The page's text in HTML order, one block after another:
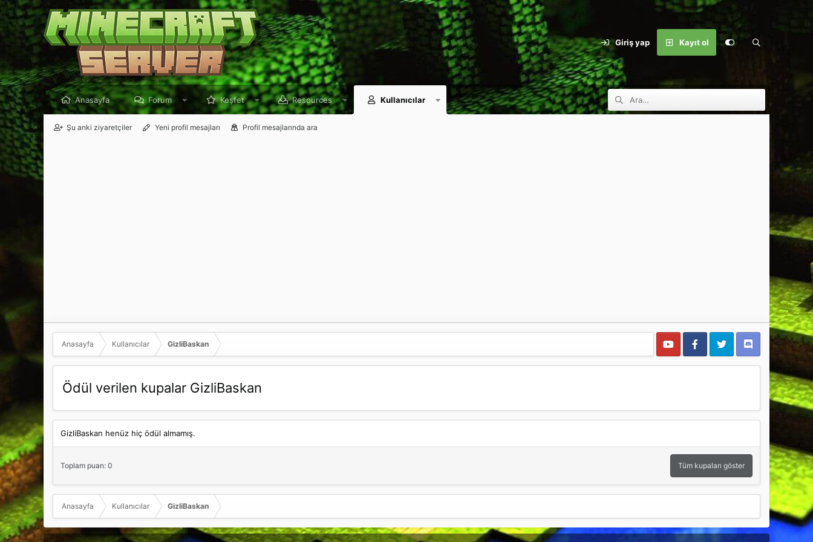
Giriş yap Kayıt ol
Anasayfa Forum Keşfet Resources Kullanıcılar
Şu anki ziyaretçiler Yeni profil mesajları Profil mesajlarında ara
Anasayfa Kullanıcılar GizliBaskan
Ödül verilen kupalar GizliBaskan
GizliBaskan henüz hiç ödül almamış.
Toplam puan: 0 Tüm kupaları göster
Anasayfa Kullanıcılar GizliBaskan